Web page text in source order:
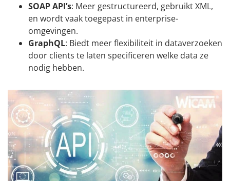
SOAP API’s: Meer gestructureerd, gebruikt XML,
en wordt vaak toegepast in enterprise-
omgevingen.
GraphQL: Biedt meer flexibiliteit in dataverzoeken
door clients te laten specificeren welke data ze
nodig hebben.